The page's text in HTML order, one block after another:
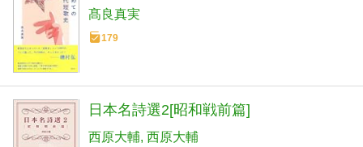
髙良真実
179
日本名詩選2[昭和戦前篇]
西原大輔 西原大輔